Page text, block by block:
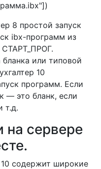
8 простой запуск
ibx-программ из
или типовой
10
программ. Если
— это бланк, если
т.д.
на сервере
содержит широкие